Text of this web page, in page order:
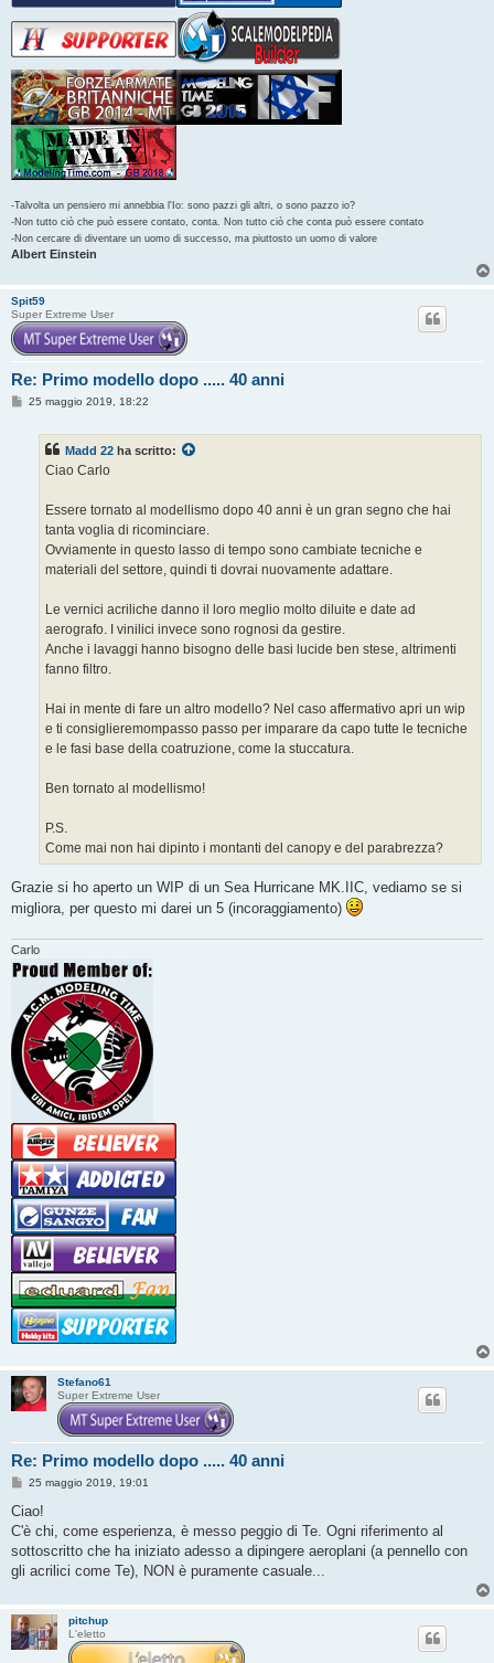
-Talvolta un pensiero mi annebbia l'Io: sono pazzi gli altri, o sono pazzo io?
-Non tutto ciò che può essere contato, conta. Non tutto ciò che conta può essere contato
-Non cercare di diventare un uomo di successo, ma piuttosto un uomo di valore
Albert Einstein
Spit59
Super Extreme User
Re: Primo modello dopo ..... 40 anni
M25 maggio 2019, 18:22
Madd 22 ha scritto:
Ciao Carlo
Essere tornato al modellismo dopo 40 anni è un gran segno che hai
tanta voglia di ricominciare.
Ovviamente in questo lasso di tempo sono cambiate tecniche e
materiali del settore, quindi ti dovrai nuovamente adattare.
Le vernici acriliche danno il loro meglio molto diluite e date ad
aerografo. I vinilici invece sono rognosi da gestire.
Anche i lavaggi hanno bisogno delle basi lucide ben stese, altrimenti
fanno filtro.
Hai in mente di fare un altro modello? Nel caso affermativo apri un wip
e ti consiglieremompasso passo per imparare da capo tutte le tecniche
e le fasi base della coatruzione, come la stuccatura.
Ben tornato al modellismo!
P.S.
Come mai non hai dipinto i montanti del canopy e del parabrezza?
Grazie si ho aperto un WIP di un Sea Hurricane MK.IIC, vediamo se si
migliora, per questo mi darei un 5 (incoraggiamento)
Carlo
Stefano61
Super Extreme User
Re: Primo modello dopo ..... 40 anni
M
s
a
g
i
25 maggio 2019, 19:01
Ciao!
C'è chi, come esperienza, è messo peggio di Te. Ogni riferimento al
sottoscritto che ha iniziato adesso a dipingere aeroplani (a pennello con
gli acrilici come Te), NON è puramente casuale...
pitchup
L'eletto